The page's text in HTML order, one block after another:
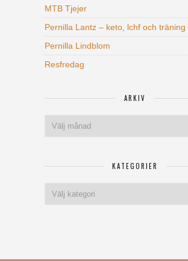
MTB Tjejer
Pernilla Lantz – keto, lchf och träning
Pernilla Lindblom
Resfredag
ARKIV
KATEGORIER